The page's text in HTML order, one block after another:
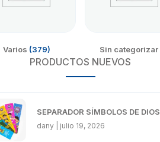
Varios (379) Sin categorizar
PRODUCTOS NUEVOS
SEPARADOR SÍMBOLOS DE DIOS
dany julio 19, 2026